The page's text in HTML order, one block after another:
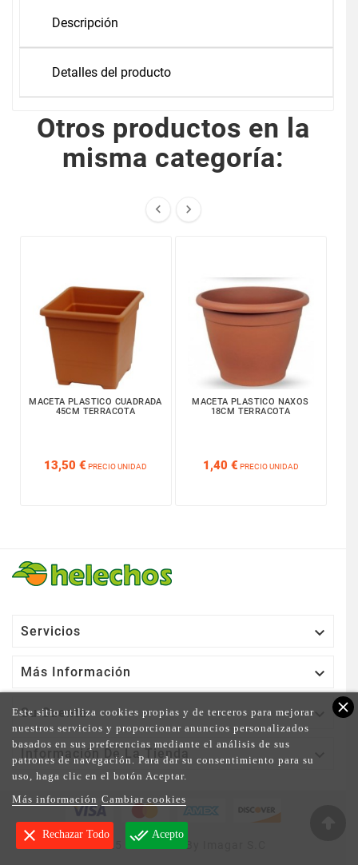
Descripción
Detalles del producto
Otros productos en la
misma categoría:
 
MACETA PLASTICO CUADRADA
45CM TERRACOTA
13,50 € PRECIO UNIDAD
MACETA PLASTICO NAXOS
18CM TERRACOTA
1,40 € PRECIO UNIDAD
Servicios 
Más Información 
Su Cuenta 
Información De La Tienda 
close
Este sitio utiliza cookies propias y de terceros para mejorar
nuestros servicios y proporcionar anuncios personalizados
basados en sus preferencias mediante el análisis de sus
patrones de navegación. Para dar su consentimiento para su
uso, haga clic en el botón Aceptar.
Más información Cambiar cookies
clear Rechazar Todo done_all Acepto
© 2025 - Powered By Imagar S.C